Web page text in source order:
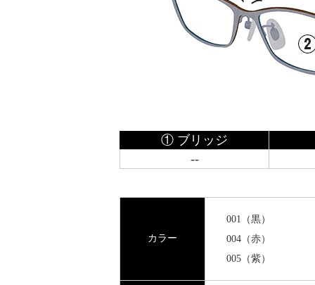
① ブリッジ
--
カラー
001（黒）
004（赤）
005（紫）